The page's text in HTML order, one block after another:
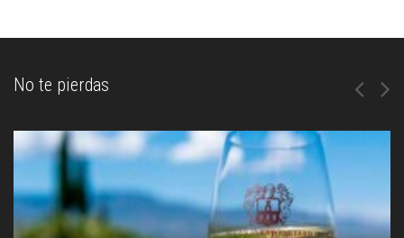
No te pierdas